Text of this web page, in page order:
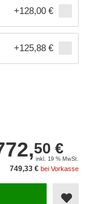
+128,00 €
+125,88 €
50 €
inkl. 19 % MwSt.
749,33 € bei Vorkasse